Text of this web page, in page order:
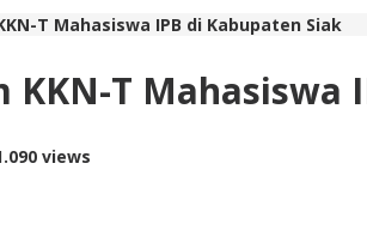
T Mahasiswa IPB di Kabupaten Siak
T Mahasiswa
views